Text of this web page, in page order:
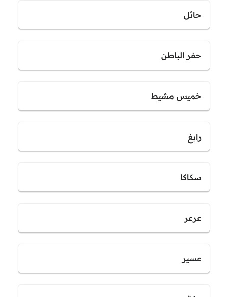
حائل
حفر الباطن
خميس مشيط
رابغ
سكاكا
عرعر
عسير